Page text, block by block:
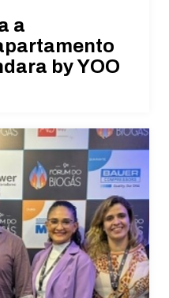
a
by YOO
Necessário
Esses cookies
não são
opcionais. São
necessários
para o
funcionamento
do site.